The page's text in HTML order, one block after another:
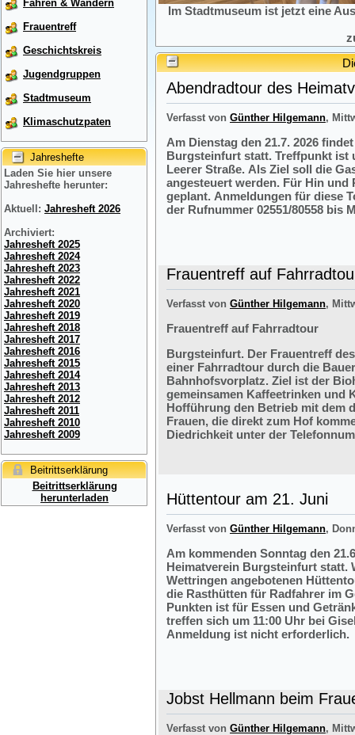
Fahren & Wandern
Frauentreff
Geschichtskreis
Jugendgruppen
Stadtmuseum
Klimaschutzpaten
Jahreshefte
Laden Sie hier unsere
Jahreshefte herunter:
Aktuell: Jahresheft 2026
Archiviert:
Jahresheft 2025
Jahresheft 2024
Jahresheft 2023
Jahresheft 2022
Jahresheft 2021
Jahresheft 2020
Jahresheft 2019
Jahresheft 2018
Jahresheft 2017
Jahresheft 2016
Jahresheft 2015
Jahresheft 2014
Jahresheft 2013
Jahresheft 2012
Jahresheft 2011
Jahresheft 2010
Jahresheft 2009
Beitrittserklärung
Beitrittserklärung
herunterladen
Im Stadtmuseum ist jetzt eine
Abendradtour des
Verfasst von Günther Hilgemann,
Am Dienstag den 21.7. 2026
Burgsteinfurt statt. Treffpunkt ist
Leerer Straße. Als Ziel soll die
angesteuert werden. Für Hin und
geplant. Anmeldungen für diese
der Rufnummer 02551/80558 bis
Frauentreff auf
Verfasst von Günther Hilgemann,
Frauentreff auf Fahrradtour
Burgsteinfurt. Der Frauentreff
einer Fahrradtour durch die
Bahnhofsvorplatz. Ziel ist der
gemeinsamen Kaffeetrinken und
Hofführung den Betrieb mit dem
Frauen, die direkt zum Hof
Diedrichkeit unter der
Hüttentour am 21. Juni
Verfasst von Günther Hilgemann,
Am kommenden Sonntag den
Heimatverein Burgsteinfurt statt.
Wettringen angebotenen
die Rasthütten für Radfahrer im
Punkten ist für Essen und
treffen sich um 11:00 Uhr bei
Anmeldung ist nicht erforderlich.
Jobst Hellmann beim
Verfasst von Günther Hilgemann,